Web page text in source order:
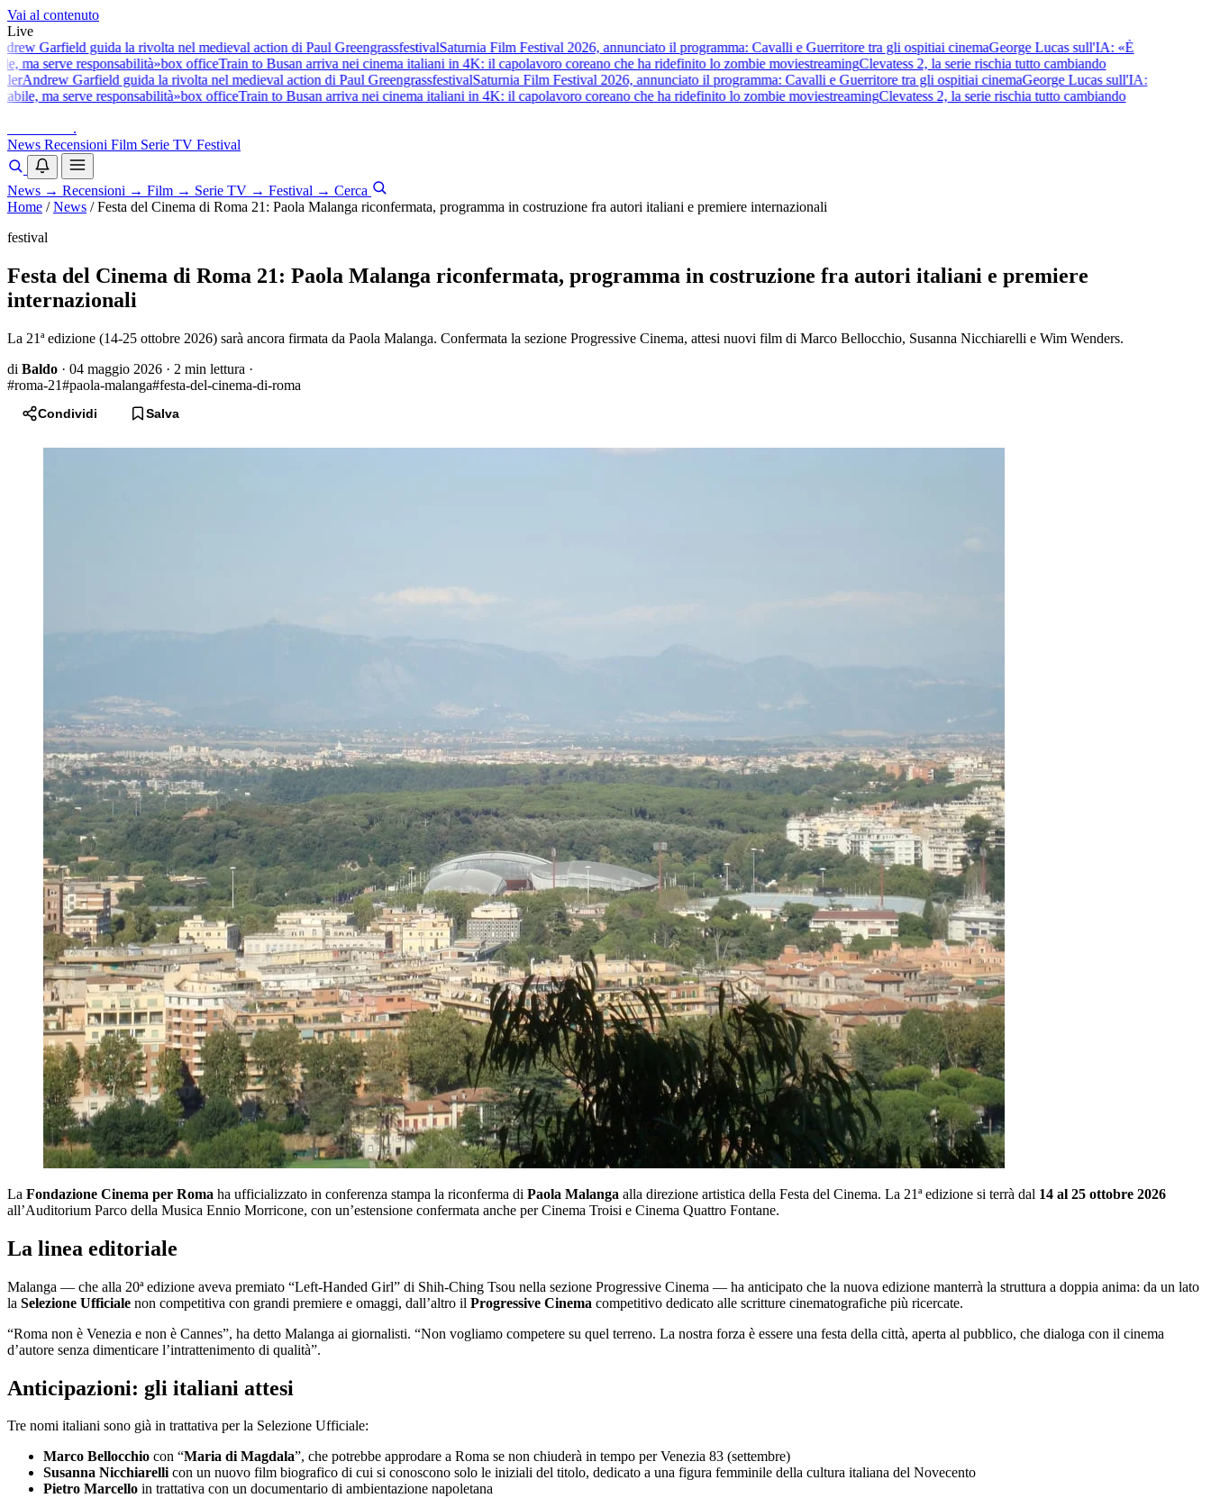
Vai al contenuto
Live
Garfield guida la rivolta nel medieval action di Paul GreengrassfestivalSaturnia Film Festival 2026, annunciato il programma: Cavalli e Guerritore tra gli ospitiai cinemaGeorge Lucas sull'IA: «È
serve responsabilità»box officeTrain to Busan arriva nei cinema italiani in 4K: il capolavoro coreano che ha ridefinito lo zombie moviestreamingClevatess 2, la serie rischia tutto cambiando
Andrew Garfield guida la rivolta nel medieval action di Paul GreengrassfestivalSaturnia Film Festival 2026, annunciato il programma: Cavalli e Guerritore tra gli ospitiai cinemaGeorge Lucas sull'IA:
ma serve responsabilità»box officeTrain to Busan arriva nei cinema italiani in 4K: il capolavoro coreano che ha ridefinito lo zombie moviestreamingClevatess 2, la serie rischia tutto cambiando
.
News Recensioni Film Serie TV Festival
News → Recensioni → Film → Serie TV → Festival → Cerca
Home / News / Festa del Cinema di Roma 21: Paola Malanga riconfermata, programma in costruzione fra autori italiani e premiere internazionali
festival
Festa del Cinema di Roma 21: Paola Malanga riconfermata, programma in costruzione fra autori italiani e premiere
internazionali
La 21ª edizione (14-25 ottobre 2026) sarà ancora firmata da Paola Malanga. Confermata la sezione Progressive Cinema, attesi nuovi film di Marco Bellocchio, Susanna Nicchiarelli e Wim Wenders.
di Baldo · 04 maggio 2026 · 2 min lettura ·
#roma-21#paola-malanga#festa-del-cinema-di-roma
Condividi Salva
La Fondazione Cinema per Roma ha ufficializzato in conferenza stampa la riconferma di Paola Malanga alla direzione artistica della Festa del Cinema. La 21ª edizione si terrà dal 14 al 25 ottobre 2026
all’Auditorium Parco della Musica Ennio Morricone, con un’estensione confermata anche per Cinema Troisi e Cinema Quattro Fontane.
La linea editoriale
Malanga — che alla 20ª edizione aveva premiato “Left-Handed Girl” di Shih-Ching Tsou nella sezione Progressive Cinema — ha anticipato che la nuova edizione manterrà la struttura a doppia anima: da un lato
la Selezione Ufficiale non competitiva con grandi premiere e omaggi, dall’altro il Progressive Cinema competitivo dedicato alle scritture cinematografiche più ricercate.
“Roma non è Venezia e non è Cannes”, ha detto Malanga ai giornalisti. “Non vogliamo competere su quel terreno. La nostra forza è essere una festa della città, aperta al pubblico, che dialoga con il cinema
d’autore senza dimenticare l’intrattenimento di qualità”.
Anticipazioni: gli italiani attesi
Tre nomi italiani sono già in trattativa per la Selezione Ufficiale:
Marco Bellocchio con “Maria di Magdala”, che potrebbe approdare a Roma se non chiuderà in tempo per Venezia 83 (settembre)
Susanna Nicchiarellicon un nuovo film biografico di cui si conoscono solo le iniziali del titolo, dedicato a una figura femminile della cultura italiana del Novecento
Pietro Marcello in trattativa con un documentario di ambientazione napoletana